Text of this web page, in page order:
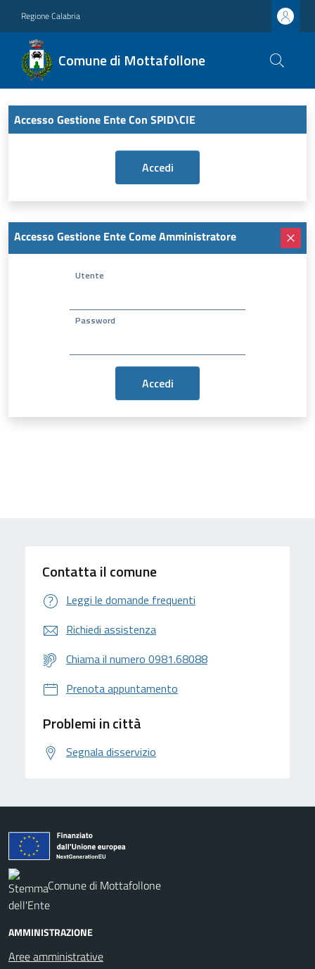
Regione Calabria
Comune di Mottafollone
Accesso Gestione Ente Con SPID\CIE
Accesso Gestione Ente Come Amministratore
Utente
Password
Contatta il comune
Leggi le domande frequenti
Richiedi assistenza
Chiama il numero 0981.68088
Prenota appuntamento
Problemi in città
Segnala disservizio
Comune di Mottafollone
AMMINISTRAZIONE
Aree amministrative